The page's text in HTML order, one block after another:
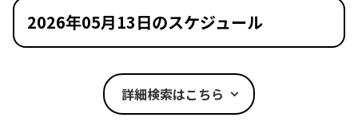
2026年05月13日のスケジュール
詳細検索はこちら